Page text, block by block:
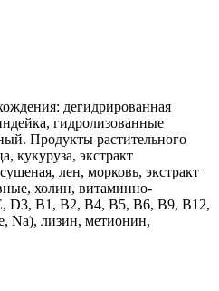
дегидрированная
гидролизованные
Продукты растительного
кукуруза, экстракт
лен, морковь, экстракт
холин, витаминно-
D3, В1, В2, В4, В5, В6, В9, В12,
Na), лизин, метионин,